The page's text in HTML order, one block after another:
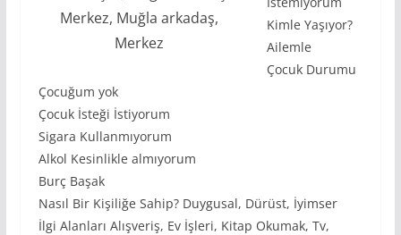
Merkez, Muğla arkadaş,
Merkez
Kimle Yaşıyor?
Ailemle
Çocuk Durumu
Çocuğum yok
Çocuk İsteği İstiyorum
Sigara Kullanmıyorum
Alkol Kesinlikle almıyorum
Burç Başak
Nasıl Bir Kişiliğe Sahip? Duygusal, Dürüst, İyimser
İlgi Alanları Alışveriş, Ev İşleri, Kitap Okumak, Tv,